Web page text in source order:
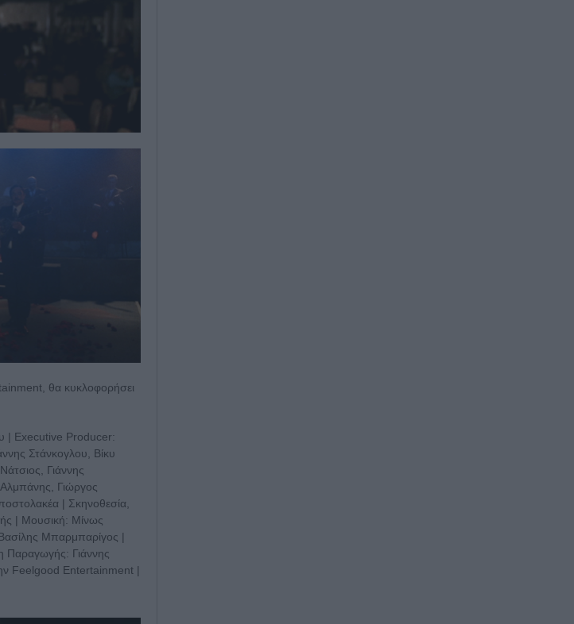
θα κυκλοφορήσει
| Executive Producer:
Στάνκογλου, Βίκυ
Γιάννης
Γιώργος
| Σκηνοθεσία,
| Μουσική: Μίνως
Μπαρμπαρίγος |
Παραγωγής: Γιάννης
Feelgood Entertainment |